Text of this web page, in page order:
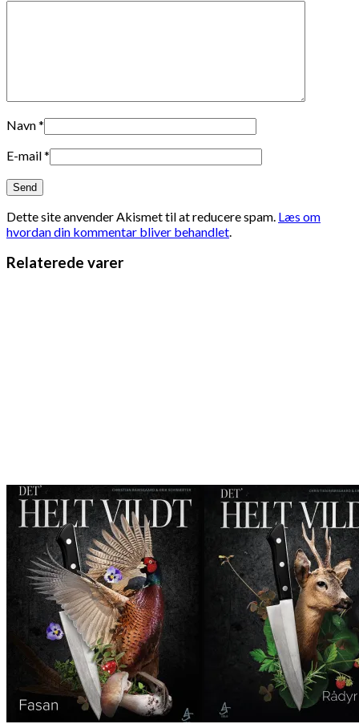
Navn*
E-mail*
Dette site anvender Akismet til at reducere spam. Læs om
hvordan din kommentar bliver behandlet
Relaterede varer